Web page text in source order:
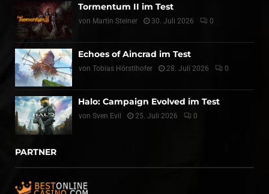
Tormentum II im Test
von Martin Steiner 30. Juli 2026 0
Echoes of Aincrad im Test
von Tobias Hörstlhofer 28. Juli 2026 0
Halo: Campaign Evolved im Test
von Sven Evil 25. Juli 2026 0
PARTNER